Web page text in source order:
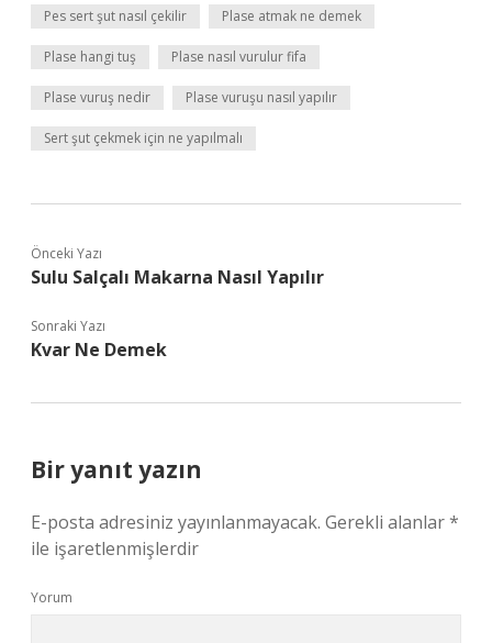
Pes sert şut nasıl çekilir Plase atmak ne demek
Plase hangi tuş Plase nasıl vurulur fifa
Plase vuruş nedir Plase vuruşu nasıl yapılır
Sert şut çekmek için ne yapılmalı
Önceki Yazı
Sulu Salçalı Makarna Nasıl Yapılır
Sonraki Yazı
Kvar Ne Demek
Bir yanıt yazın
E-posta adresiniz yayınlanmayacak. Gerekli alanlar*
ile işaretlenmişlerdir
Yorum